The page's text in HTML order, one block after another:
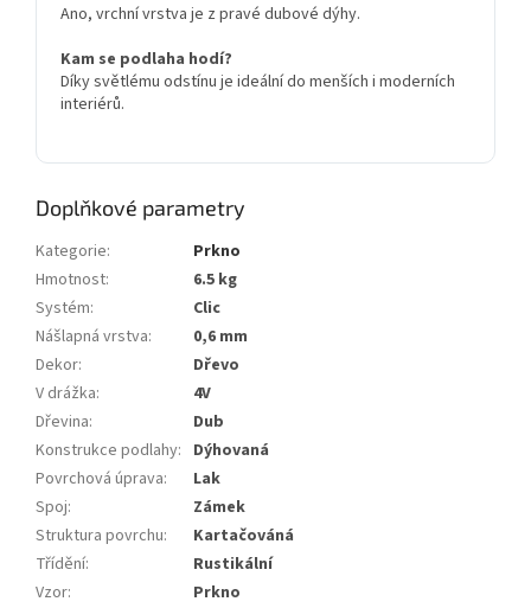
Ano, vrchní vrstva je z pravé dubové dýhy.
Kam se podlaha hodí?
Díky světlému odstínu je ideální do menších i moderních
interiérů.
Doplňkové parametry
Kategorie:
Prkno
Hmotnost:
6.5 kg
Systém:
Clic
Nášlapná vrstva:
0,6 mm
Dekor:
Dřevo
V drážka:
4V
Dřevina:
Dub
Konstrukce podlahy: Dýhovaná
Povrchová úprava:
Lak
Spoj:
Zámek
Struktura povrchu:
Kartačováná
Třídění:
Rustikální
Vzor:
Prkno